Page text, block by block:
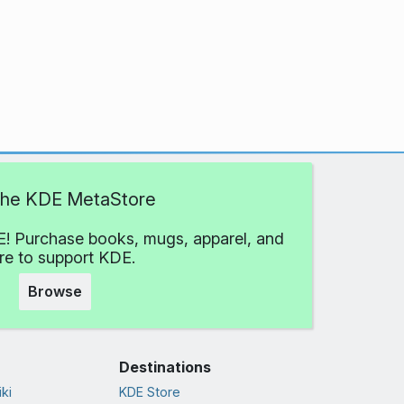
KDE MetaStore
Purchase books, mugs, apparel, and
to support KDE.
Browse
Destinations
KDE Store